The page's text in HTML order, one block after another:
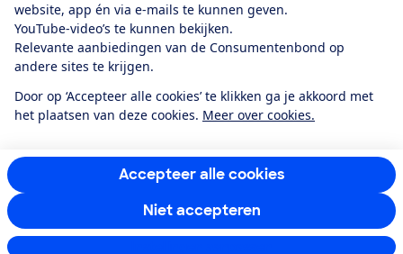
website, app én via e-mails te kunnen geven.
YouTube-video’s te kunnen bekijken.
Relevante aanbiedingen van de Consumentenbond op
andere sites te krijgen.
Door op ‘Accepteer alle cookies’ te klikken ga je akkoord met
het plaatsen van deze cookies. Meer over cookies.
Accepteer alle cookies
Niet accepteren
Algemene Voorwaarden
Privacyverklaring
Cookiebeleid
Privacyvoorkeuren
Toegankelijkheid
RSS-feed nieuws
Facebook
TwitterInstagram
YoutubeLinkedIn
12.901consumentenbeoordelen de Consumentenbondmet gemiddeld